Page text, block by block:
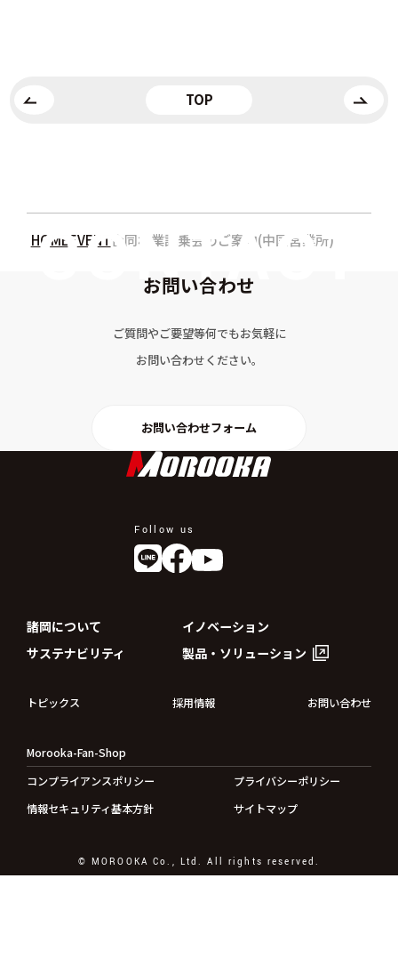
TOP
HOMEEVENT 合同林業試乗会のご案内(中国営業所)
お問い合わせ
ご質問やご要望等何でもお気軽に
お問い合わせください。
お問い合わせフォーム
Follow us
諸岡について
イノベーション
サステナビリティ
製品・ソリューション
トピックス 採用情報 お問い合わせ
Morooka-Fan-Shop
コンプライアンスポリシー
プライバシーポリシー
情報セキュリティ基本方針
サイトマップ
© MOROOKA Co., Ltd. All rights reserved.